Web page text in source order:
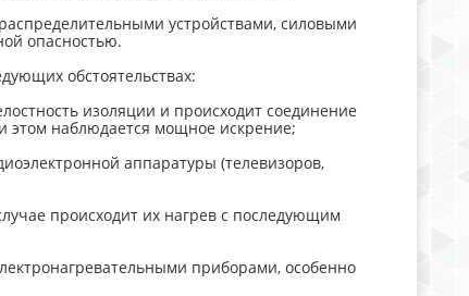
устройствами, силовыми
опасностью.
обстоятельствах:
изоляции и происходит соединение
этом наблюдается мощное искрение;
аппаратуры (телевизоров,
происходит их нагрев с последующим
приборами, особенно